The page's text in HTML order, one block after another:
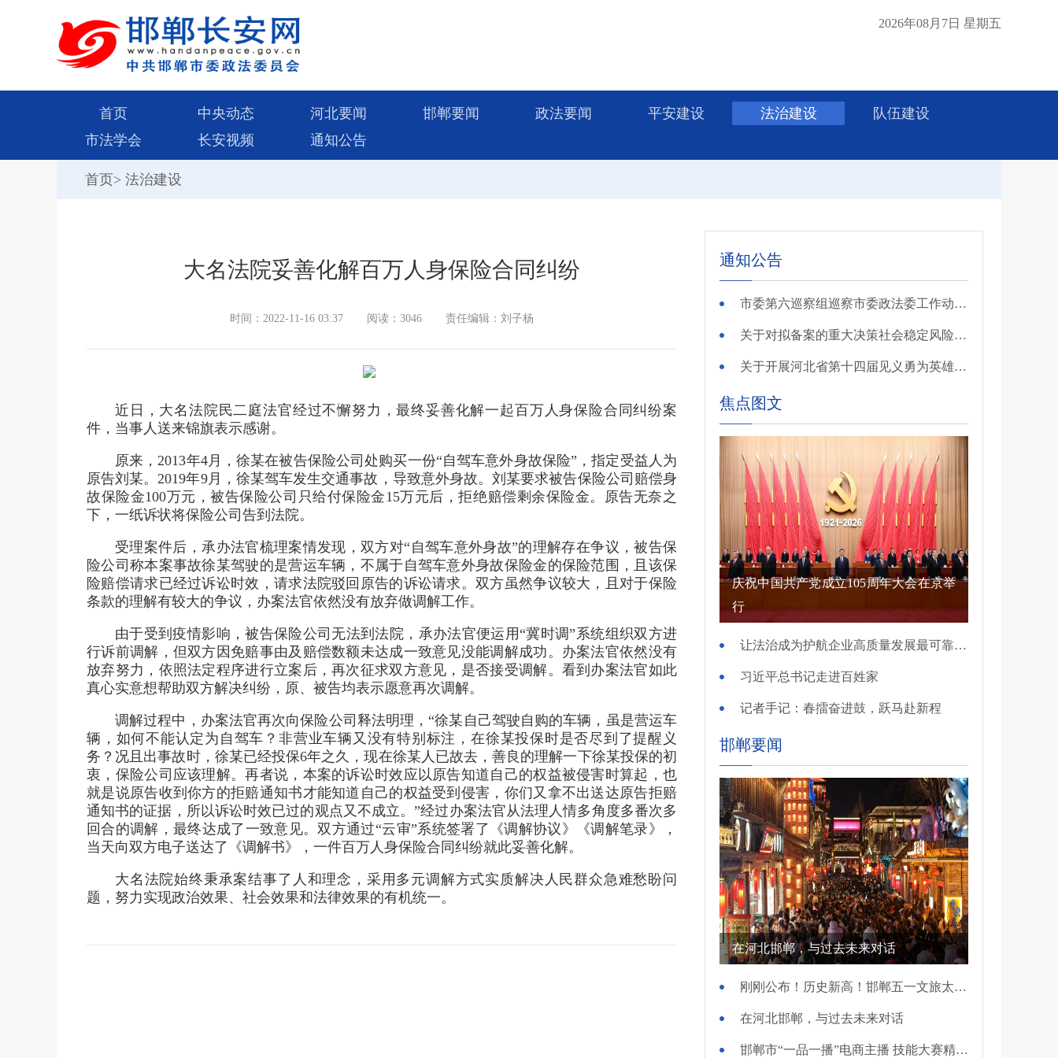
2026年08月7日 星期五
首页 中央动态 河北要闻 邯郸要闻 政法要闻 平安建设 法治建设
队伍建设
市法学会
长安视频 通知公告
首页> 法治建设
大名法院妥善化解百万人身保险合同纠纷
时间：2022-11-16 03:37 阅读：3046 责任编辑：刘子杨
近日，大名法院民二庭法官经过不懈努力，最终妥善化解一起百万人身保险合同纠纷案
件，当事人送来锦旗表示感谢。
原来，2013年4月，徐某在被告保险公司处购买一份“自驾车意外身故保险”，指定受益人为
原告刘某。2019年9月，徐某驾车发生交通事故，导致意外身故。刘某要求被告保险公司赔偿身
故保险金100万元，被告保险公司只给付保险金15万元后，拒绝赔偿剩余保险金。原告无奈之
下，一纸诉状将保险公司告到法院。
受理案件后，承办法官梳理案情发现，双方对“自驾车意外身故”的理解存在争议，被告保
险公司称本案事故徐某驾驶的是营运车辆，不属于自驾车意外身故保险金的保险范围，且该保
险赔偿请求已经过诉讼时效，请求法院驳回原告的诉讼请求。双方虽然争议较大，且对于保险
条款的理解有较大的争议，办案法官依然没有放弃做调解工作。
由于受到疫情影响，被告保险公司无法到法院，承办法官便运用“冀时调”系统组织双方进
行诉前调解，但双方因免赔事由及赔偿数额未达成一致意见没能调解成功。办案法官依然没有
放弃努力，依照法定程序进行立案后，再次征求双方意见，是否接受调解。看到办案法官如此
真心实意想帮助双方解决纠纷，原、被告均表示愿意再次调解。
调解过程中，办案法官再次向保险公司释法明理，“徐某自己驾驶自购的车辆，虽是营运车
辆，如何不能认定为自驾车？非营业车辆又没有特别标注，在徐某投保时是否尽到了提醒义
务？况且出事故时，徐某已经投保6年之久，现在徐某人已故去，善良的理解一下徐某投保的初
衷，保险公司应该理解。再者说，本案的诉讼时效应以原告知道自己的权益被侵害时算起，也
就是说原告收到你方的拒赔通知书才能知道自己的权益受到侵害，你们又拿不出送达原告拒赔
通知书的证据，所以诉讼时效已过的观点又不成立。”经过办案法官从法理人情多角度多番次多
回合的调解，最终达成了一致意见。双方通过“云审”系统签署了《调解协议》《调解笔录》，
当天向双方电子送达了《调解书》，一件百万人身保险合同纠纷就此妥善化解。
大名法院始终秉承案结事了人和理念，采用多元调解方式实质解决人民群众急难愁盼问
题，努力实现政治效果、社会效果和法律效果的有机统一。
通知公告
市委第六巡察组巡察市委政法委工作动员会召开
关于对拟备案的重大决策社会稳定风险评估第三方机构进行公示的公告
关于开展河北省第十四届见义勇为英雄 （群体）评选的公示
焦点图文
庆祝中国共产党成立105周年大会在京举
行
让法治成为护航企业高质量发展最可靠保障——国新办发布会介绍规范涉企行政执法专项行动有关情况
习近平总书记走进百姓家
记者手记：春擂奋进鼓，跃马赴新程
邯郸要闻
在河北邯郸，与过去未来对话
刚刚公布！历史新高！邯郸五一文旅太火爆！
在河北邯郸，与过去未来对话
邯郸市“一品一播”电商主播 技能大赛精彩开赛